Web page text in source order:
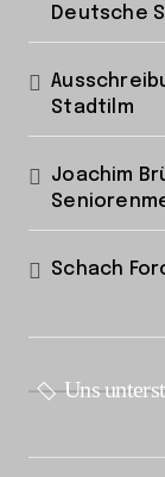
Deutsche
Stadtilm
Joachim
Schach
Uns